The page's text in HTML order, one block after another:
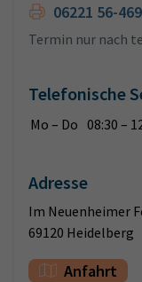
06221 56-
Termin nur nach
Telefonische
Mo – Do 08:30 –
Adresse
Im Neuenheimer
69120 Heidelberg
Anfahrt